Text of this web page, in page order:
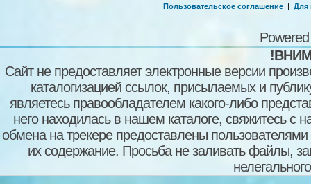
Пользовательское соглашение | Для
Сайт не предоставляет электронные версии
каталогизацией ссылок, присылаемых и
являетесь правообладателем какого-либо
него находилась в нашем каталоге, свяжитесь
обмена на трекере предоставлены пользователями
их содержание. Просьба не заливать файлы,